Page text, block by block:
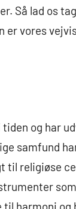
Så lad os
vores
og har
samfund
til religiøse
harmoni og